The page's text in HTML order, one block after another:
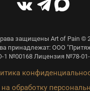
защищены Art of Pain ©
принадлежат: ООО
1 №00168 Лицензия №78-01-
обработку